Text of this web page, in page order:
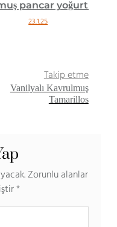
sosu
Takip etme
Vanilyalı Kavrulmuş
Tamarillos
Zorunlu alanlar
*